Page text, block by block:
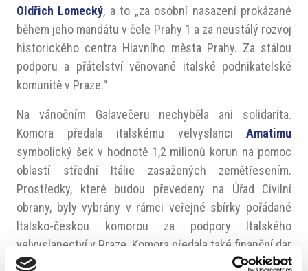
Oldřich Lomecký, a to „za osobní nasazení prokázané
během jeho mandátu v čele Prahy 1 a za neustálý rozvoj
historického centra Hlavního města Prahy. Za stálou
podporu a přátelství věnované italské podnikatelské
komunitě v Praze.“
Na vánočním Galavečeru nechyběla ani solidarita.
Komora předala italskému velvyslanci Amatimu
symbolický šek v hodnotě 1,2 milionů korun na pomoc
oblastí střední Itálie zasažených zemětřesením.
Prostředky, které budou převedeny na Úřad Civilní
obrany, byly vybrány v rámci veřejné sbírky pořádané
Italsko-českou komorou za podpory Italského
velvyslanectví v Praze. Komora předala také finanční dar
Laboratoři imunoterapie Akademie věd ČR, kterou vede